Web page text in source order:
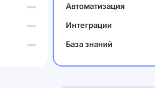
Автоматизация
Интеграции
База знаний